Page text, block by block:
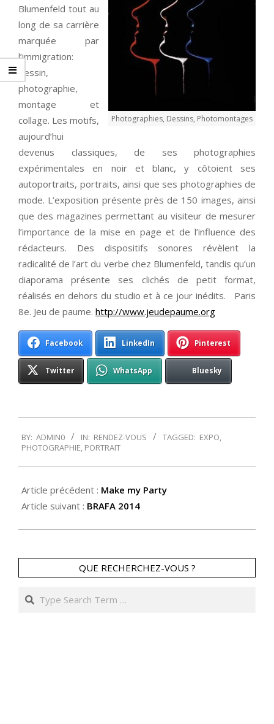
Photographies, Dessins, Photomontages
Blumenfeld tout au
long de sa carrière
marquée par
l’immigration:
dessin,
photographie,
montage et
collage. Les motifs,
aujourd’hui
devenus classiques, de ses photographies
expérimentales en noir et blanc, y côtoient ses
autoportraits, portraits, ainsi que ses photographies de
mode. L’exposition présente près de 150 images, ainsi
que des magazines permettant au visiteur de mesurer
l’importance de la mise en page et de l’influence des
rédacteurs. Des dispositifs sonores révèlent la
radicalité de l’art du verbe chez Blumenfeld, tandis qu’un
diaporama présente ses clichés de petit format,
réalisés en dehors du studio et à ce jour inédits. Paris
8e. Jeu de paume. http://www.jeudepaume.org
Facebook LinkedIn Pinterest
Twitter WhatsApp Bluesky
12-
BY: ADMIN0 IN: RENDEZ-VOUS TAGGED: EXPO,
PHOTOGRAPHIE, PORTRAIT
Article précédent : Make my Party
Article suivant : BRAFA 2014
QUE RECHERCHEZ-VOUS ?
Search